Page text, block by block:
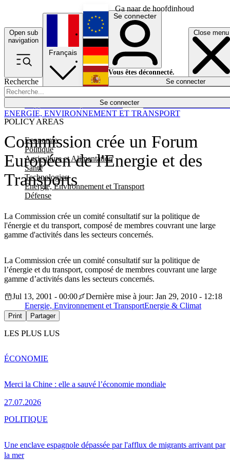
Ga naar de hoofdinhoud
Open sub
navigation
Close menu
Recherche
Se connecter
POLICY AREAS
Economie
Politique
Agriculture et Alimentation
Santé
Technologies
Energie, Environnement et Transport
Défense
Économie
Français
English
Deutsch
Español
Se connecter
Vous êtes déconnecté.
Se connecter
Commission crée un Forum
Européen de l'Energie et des
Transports
La Commission crée un comité consultatif sur la politique de
l'énergie et du transport, composé de membres couvrant une large
gamme d'activités dans les secteurs concernés.
ENERGIE, ENVIRONNEMENT ET TRANSPORT
La Commission crée un comité consultatif sur la politique de
l’énergie et du transport, composé de membres couvrant une large
gamme d’activités dans les secteurs concernés.
Jul 13, 2001 - 00:00
Dernière mise à jour: Jan 29, 2010 - 12:18
Energie, Environnement et TransportEnergie & Climat
Print Partager
LES PLUS LUS
Merci la Chine : elle a sauvé l’économie mondiale
27.07.2026
ÉCONOMIE
Une enclave espagnole dépassée par l'afflux de migrants arrivant par
la mer
POLITIQUE